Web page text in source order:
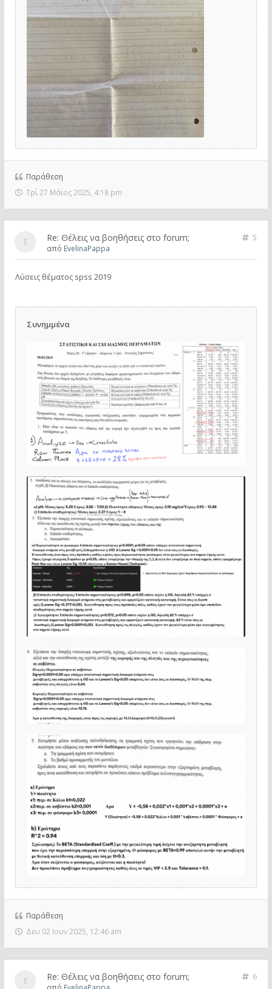
Παράθεση
Τρί 27 Μάιος 2025, 4:18 pm
Re: Θέλεις να βοηθήσεις στο forum;
5
από EvelinaPappa
Λύσεις θέματος spss 2019
Συνημμένα
Παράθεση
Δευ 02 Ιουν 2025, 12:46 am
Re: Θέλεις να βοηθήσεις στο forum;
6